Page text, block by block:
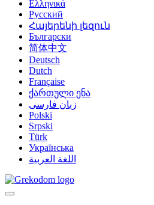
Ελληνικά
Русский
Հայերենի լեզուն
Български
简体中文
Deutsch
Dutch
Française
ქართული ენა
زبان فارسی
Polski
Srpski
Türk
Українська
اللغة العربية